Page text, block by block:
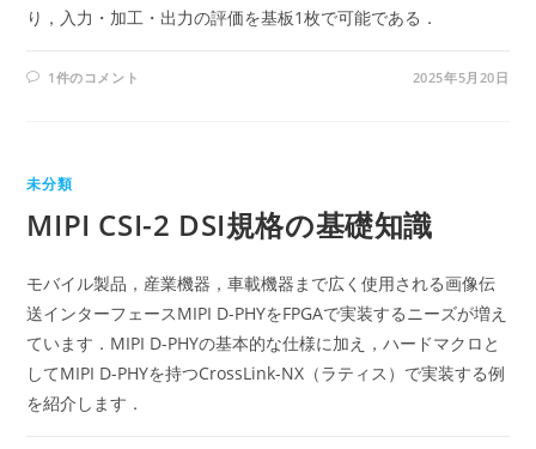
り，入力・加工・出力の評価を基板1枚で可能である．
1件のコメント 2025年5月20日
未分類
MIPI CSI-2 DSI規格の基礎知識
モバイル製品，産業機器，車載機器まで広く使用される画像伝
送インターフェースMIPI D-PHYをFPGAで実装するニーズが増え
ています．MIPI D-PHYの基本的な仕様に加え，ハードマクロと
してMIPI D-PHYを持つCrossLink-NX（ラティス）で実装する例
を紹介します．